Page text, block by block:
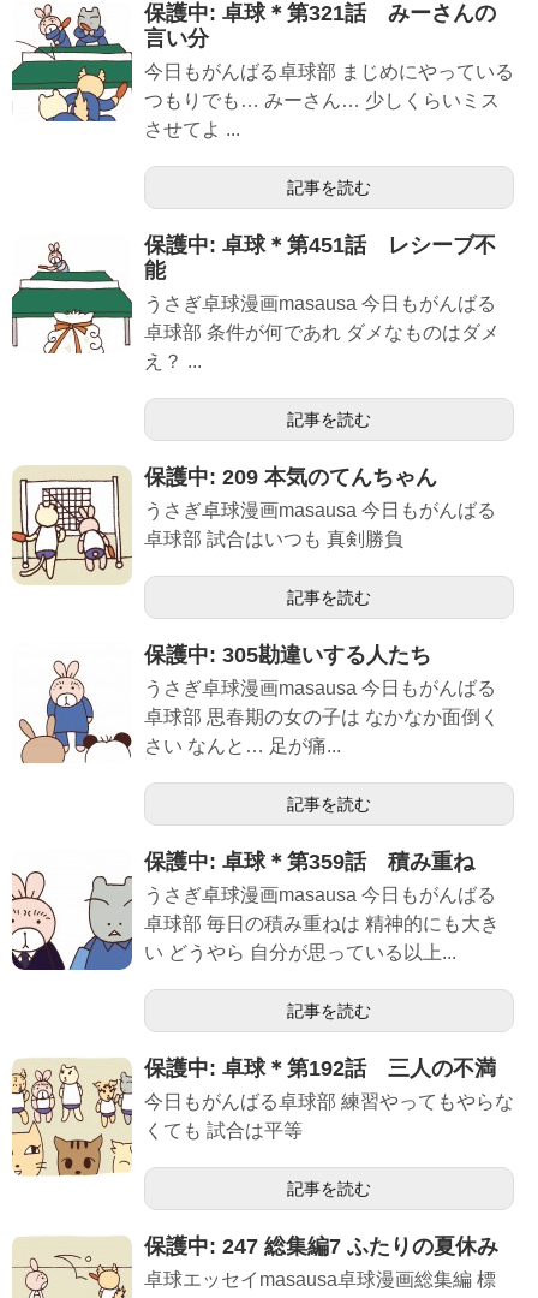
保護中: 卓球＊第321話 みーさんの
言い分
今日もがんばる卓球部 まじめにやっている
つもりでも… みーさん… 少しくらいミス
させてよ ...
記事を読む
保護中: 卓球＊第451話 レシーブ不
能
うさぎ卓球漫画masausa 今日もがんばる
卓球部 条件が何であれ ダメなものはダメ
え？ ...
記事を読む
保護中: 209 本気のてんちゃん
うさぎ卓球漫画masausa 今日もがんばる
卓球部 試合はいつも 真剣勝負
記事を読む
保護中: 305勘違いする人たち
うさぎ卓球漫画masausa 今日もがんばる
卓球部 思春期の女の子は なかなか面倒く
さい なんと… 足が痛...
記事を読む
保護中: 卓球＊第359話 積み重ね
うさぎ卓球漫画masausa 今日もがんばる
卓球部 毎日の積み重ねは 精神的にも大き
い どうやら 自分が思っている以上...
記事を読む
保護中: 卓球＊第192話 三人の不満
今日もがんばる卓球部 練習やってもやらな
くても 試合は平等
記事を読む
保護中: 247 総集編7 ふたりの夏休み
卓球エッセイmasausa卓球漫画総集編 標